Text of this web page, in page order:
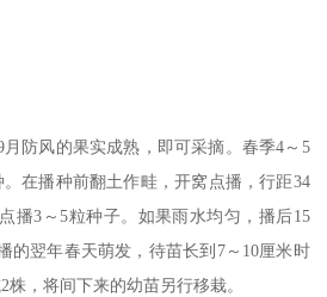
防风的果实成熟，即可采摘。春季4～5
在播种前翻土作畦，开窝点播，行距34
播3～5粒种子。如果雨水均匀，播后15
的翌年春天萌发，待苗长到7～10厘米时
，将间下来的幼苗另行移栽。